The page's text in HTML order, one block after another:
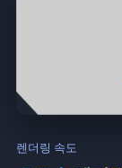
렌더링 속도